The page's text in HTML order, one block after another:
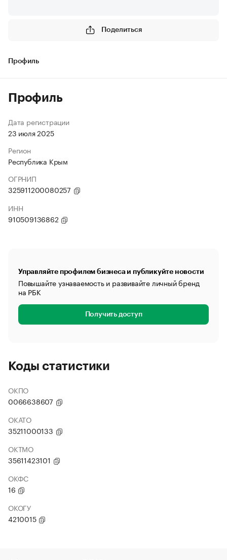
Поделиться
Профиль
Профиль
Дата регистрации
23 июля 2025
Регион
Республика Крым
ОГРНИП
325911200080257
ИНН
910509136862
Управляйте профилем бизнеса и публикуйте новости
Повышайте узнаваемость и развивайте личный бренд
на РБК
Получить доступ
Коды статистики
ОКПО
0066638607
ОКАТО
35211000133
ОКТМО
35611423101
ОКФС
16
ОКОГУ
4210015